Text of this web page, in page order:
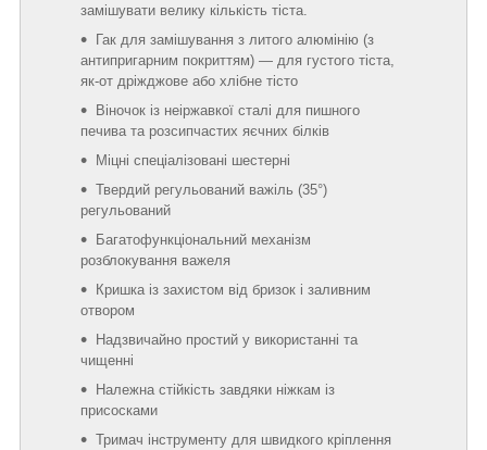
замішувати велику кількість тіста.
Гак для замішування з литого алюмінію (з
антипригарним покриттям) — для густого тіста,
як-от дріжджове або хлібне тісто
Віночок із неіржавкої сталі для пишного
печива та розсипчастих яєчних білків
Міцні спеціалізовані шестерні
Твердий регульований важіль (35°)
регульований
Багатофункціональний механізм
розблокування важеля
Кришка із захистом від бризок і заливним
отвором
Надзвичайно простий у використанні та
чищенні
Належна стійкість завдяки ніжкам із
присосками
Тримач інструменту для швидкого кріплення